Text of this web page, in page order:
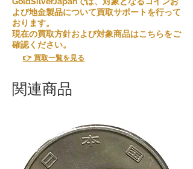
よび地金製品について買取サポートを行って
おります。
現在の買取方針および対象商品はこちらをご
確認ください。
👉 買取一覧を見る
関連商品